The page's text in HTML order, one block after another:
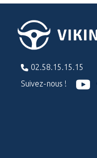
02.58.15.15.15
Suivez-nous !